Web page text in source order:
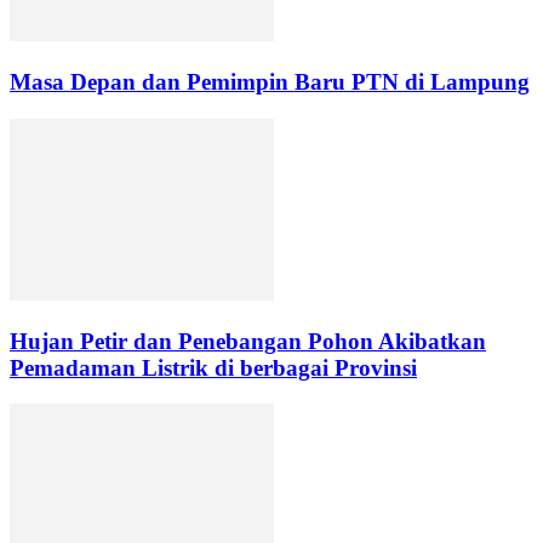
Masa Depan dan Pemimpin Baru PTN di Lampung
Hujan Petir dan Penebangan Pohon Akibatkan
Pemadaman Listrik di berbagai Provinsi